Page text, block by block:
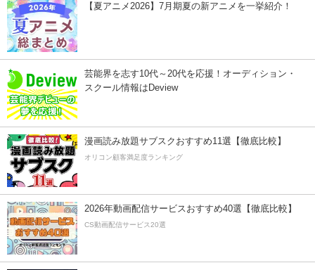
【夏アニメ2026】7月期夏の新アニメを一挙紹介！
芸能界を志す10代～20代を応援！オーディション・
スクール情報はDeview
漫画読み放題サブスクおすすめ11選【徹底比較】
オリコン顧客満足度ランキング
2026年動画配信サービスおすすめ40選【徹底比較】
CS動画配信サービス20選